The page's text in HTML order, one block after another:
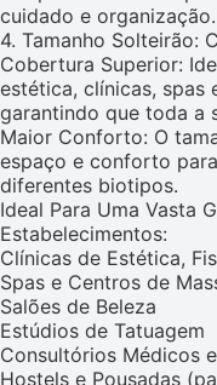
cuidado e organização.
4. Tamanho Solteirão:
Cobertura Superior:
estética, clínicas, spas
garantindo que toda a
Maior Conforto: O
espaço e conforto
diferentes biotipos.
Ideal Para Uma Vasta
Estabelecimentos:
Clínicas de Estética,
Spas e Centros de
Salões de Beleza
Estúdios de Tatuagem
Consultórios Médicos
Hostels e Pousadas